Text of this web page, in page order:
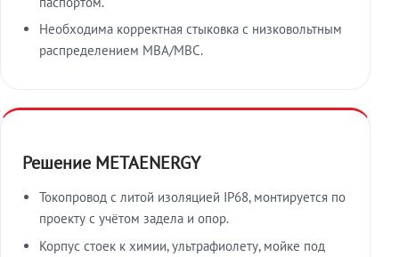
Необходима корректная стыковка с низковольтным
распределением МВА/МВС.
Решение METAENERGY
Токопровод с литой изоляцией IP68, монтируется по
проекту с учётом задела и опор.
Корпус стоек к химии, ультрафиолету, мойке под